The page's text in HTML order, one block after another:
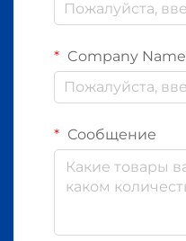
Company Name
Сообщение